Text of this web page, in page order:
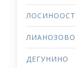
ЛИАНОЗОВО
ДЕГУНИНО